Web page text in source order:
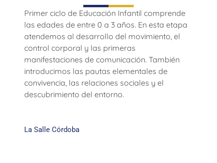
Primer ciclo de Educación Infantil comprende
las edades de entre 0 a 3 años. En esta etapa
atendemos al desarrollo del movimiento, el
control corporal y las primeras
manifestaciones de comunicación. También
introducimos las pautas elementales de
convivencia, las relaciones sociales y el
descubrimiento del entorno.
La Salle Córdoba